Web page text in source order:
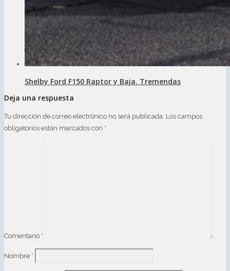
Shelby Ford F150 Raptor y Baja. Tremendas
Deja una respuesta
Tu dirección de correo electrónico no será publicada. Los campos
obligatorios están marcados con *
Comentario *
Nombre *